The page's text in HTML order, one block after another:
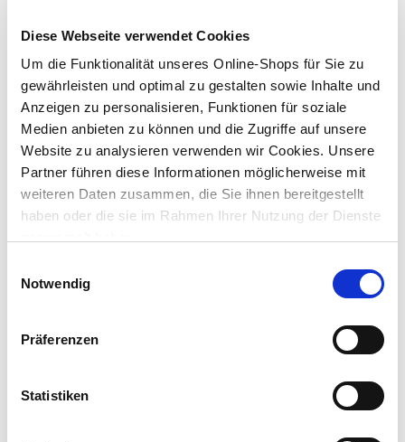
Diese Webseite verwendet Cookies
Um die Funktionalität unseres Online-Shops für Sie zu
gewährleisten und optimal zu gestalten sowie Inhalte und
Anzeigen zu personalisieren, Funktionen für soziale
Medien anbieten zu können und die Zugriffe auf unsere
Website zu analysieren verwenden wir Cookies. Unsere
Partner führen diese Informationen möglicherweise mit
weiteren Daten zusammen, die Sie ihnen bereitgestellt
haben oder die sie im Rahmen Ihrer Nutzung der Dienste
Notwendig
Präferenzen
Statistiken
In den Warenkorb
ZUBEHÖR UND PASSENDE ARTIKEL:
9,99 €